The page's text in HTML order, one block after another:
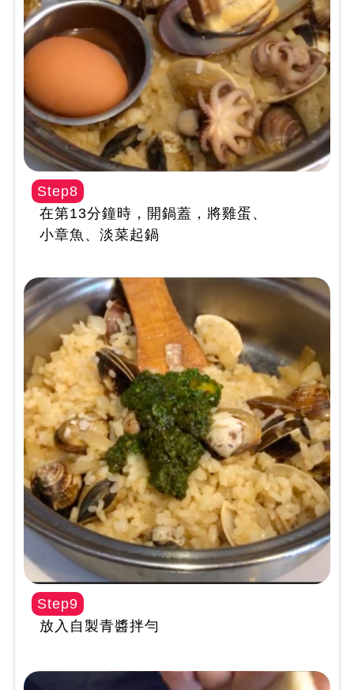
Step8
在第13分鐘時，開鍋蓋，將雞蛋、
小章魚、淡菜起鍋
Step9
放入自製青醬拌勻